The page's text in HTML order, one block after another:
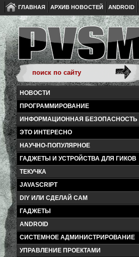
ГЛАВНАЯ АРХИВ НОВОСТЕЙ ANDROID
НОВОСТИ
ПРОГРАММИРОВАНИЕ
ИНФОРМАЦИОННАЯ БЕЗОПАСНОСТЬ
ЭТО ИНТЕРЕСНО
НАУЧНО-ПОПУЛЯРНОЕ
ГАДЖЕТЫ И УСТРОЙСТВА ДЛЯ ГИКОВ
ТЕКУЧКА
JAVASCRIPT
DIY ИЛИ СДЕЛАЙ САМ
ГАДЖЕТЫ
ANDROID
СИСТЕМНОЕ АДМИНИСТРИРОВАНИЕ
УПРАВЛЕНИЕ ПРОЕКТАМИ